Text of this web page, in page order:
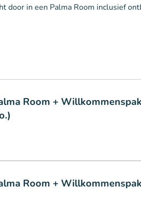
door in een Palma Room inclusief
Room +
Room +